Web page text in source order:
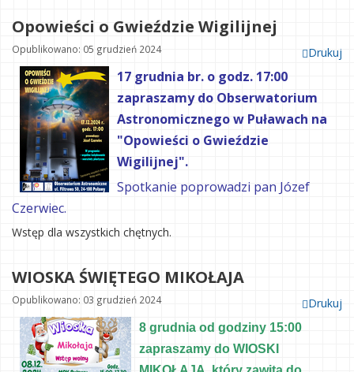
Opowieści o Gwieździe Wigilijnej
Drukuj
Opublikowano: 05 grudzień 2024
17 grudnia br. o godz. 17:00
zapraszamy do Obserwatorium
Astronomicznego w Puławach na
"Opowieści o Gwieździe
Wigilijnej".
Spotkanie poprowadzi pan Józef
Czerwiec.
Wstęp dla wszystkich chętnych.
WIOSKA ŚWIĘTEGO MIKOŁAJA
Drukuj
Opublikowano: 03 grudzień 2024
8 grudnia od godziny 15:00
zapraszamy do WIOSKI